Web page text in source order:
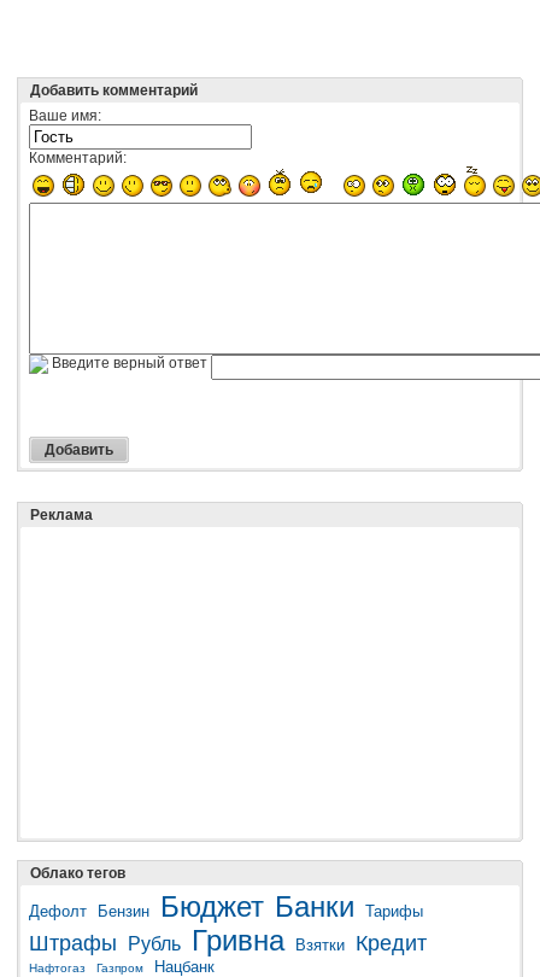
Добавить комментарий
Ваше имя:
Комментарий:
Введите верный ответ
Реклама
Облако тегов
Дефолт Бензин Бюджет Банки Тарифы
Штрафы Рубль Гривна Взятки Кредит
Нафтогаз Газпром Нацбанк